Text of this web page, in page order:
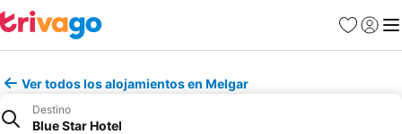
Favoritos
Iniciar
Ver todos los alojamientos en Melgar
Destino
Blue Star Hotel